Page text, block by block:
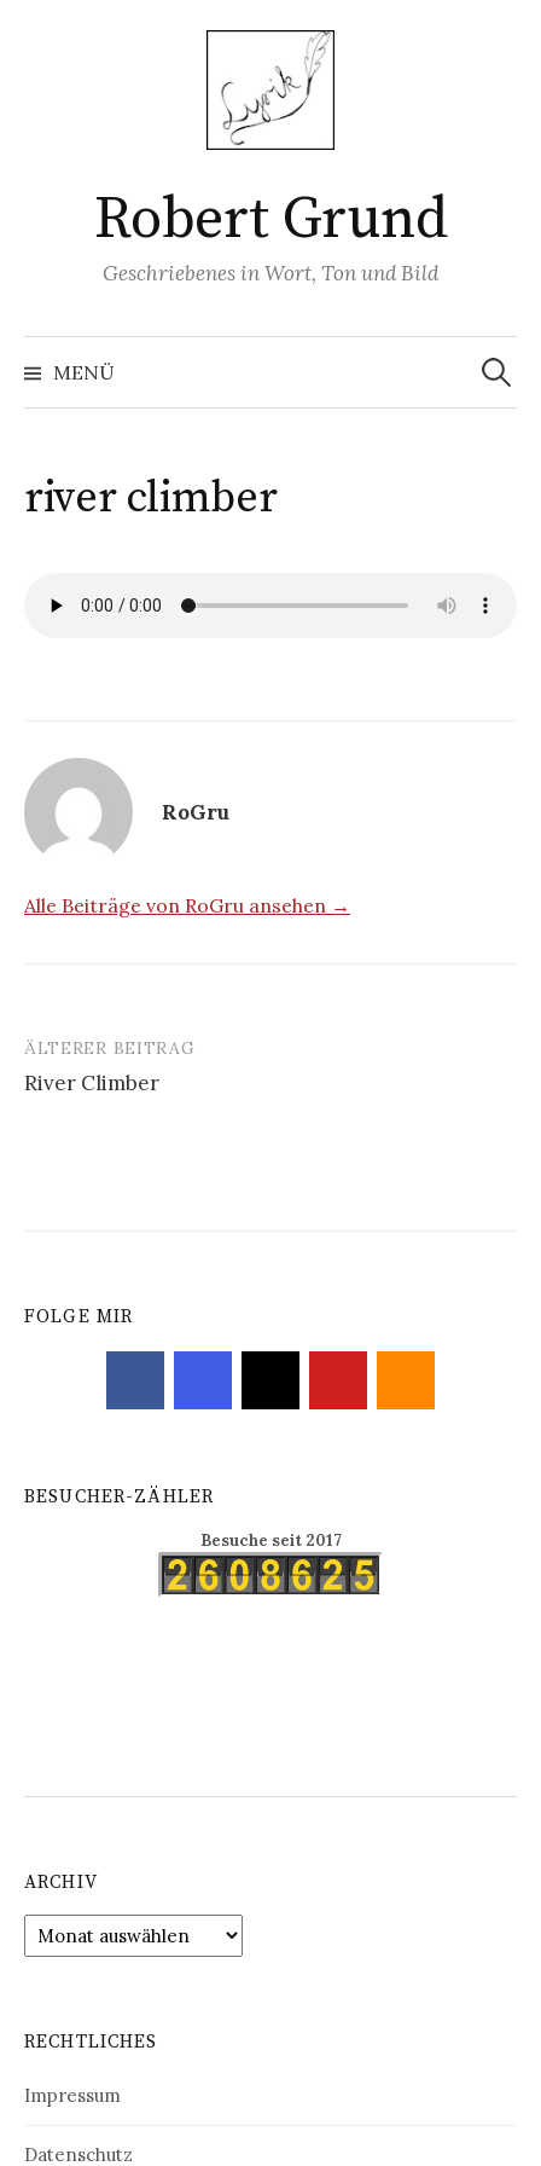
Robert Grund
Geschriebenes in Wort, Ton und Bild
MENÜ
Suchen
nach:
river climber
RoGru
Alle Beiträge von RoGru ansehen →
Beitrags-
Navigation
ÄLTERER BEITRAG
River Climber
FOLGE MIR
BESUCHER-ZÄHLER
Besuche seit 2017
ARCHIV
Archiv
RECHTLICHES
Impressum
Datenschutz